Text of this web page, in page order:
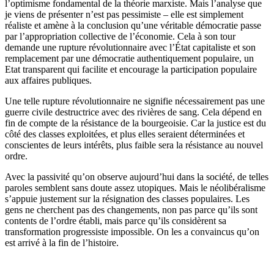
l’optimisme fondamental de la théorie marxiste. Mais l’analyse que
je viens de présenter n’est pas pessimiste – elle est simplement
réaliste et amène à la conclusion qu’une véritable démocratie passe
par l’appropriation collective de l’économie. Cela à son tour
demande une rupture révolutionnaire avec l’État capitaliste et son
remplacement par une démocratie authentiquement populaire, un
Etat transparent qui facilite et encourage la participation populaire
aux affaires publiques.
Une telle rupture révolutionnaire ne signifie nécessairement pas une
guerre civile destructrice avec des rivières de sang. Cela dépend en
fin de compte de la résistance de la bourgeoisie. Car la justice est du
côté des classes exploitées, et plus elles seraient déterminées et
conscientes de leurs intérêts, plus faible sera la résistance au nouvel
ordre.
Avec la passivité qu’on observe aujourd’hui dans la société, de telles
paroles semblent sans doute assez utopiques. Mais le néolibéralisme
s’appuie justement sur la résignation des classes populaires. Les
gens ne cherchent pas des changements, non pas parce qu’ils sont
contents de l’ordre établi, mais parce qu’ils considèrent sa
transformation progressiste impossible. On les a convaincus qu’on
est arrivé à la fin de l’histoire.